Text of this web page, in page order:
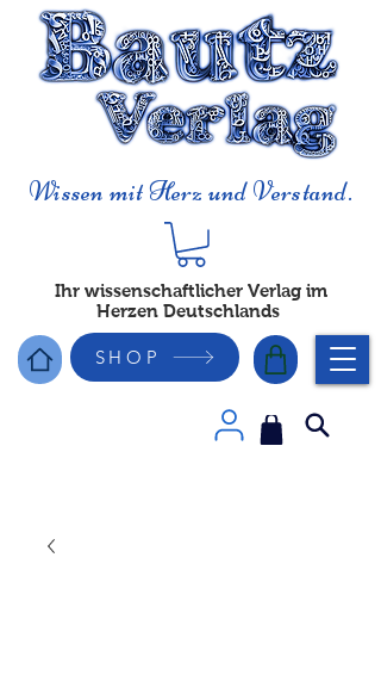
Wissen mit Herz und Verstand.
Ihr wissenschaftlicher Verlag im
Herzen Deutschlands
SHOP